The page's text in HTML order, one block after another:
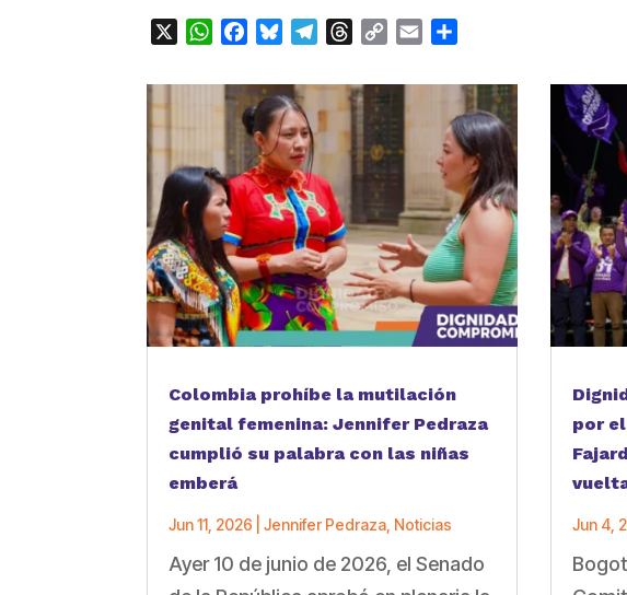
WhatsApp
FacebookBlueskyTelegramThreads
Copy Email
Colombia prohíbe la mutilación
genital femenina: Jennifer Pedraza
cumplió su palabra con las niñas
emberá
Jun 11, 2026 |Jennifer Pedraza Noticias
Ayer 10 de junio de 2026, el Senado
por
Jun 4,